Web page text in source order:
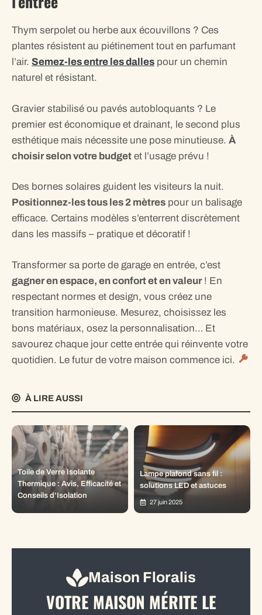
Thym serpolet ou herbe aux écouvillons ? Ces
plantes résistent au piétinement tout en parfumant
l’air. Semez-les entre les dalles pour un chemin
naturel et résistant.
Gravier stabilisé ou pavés autobloquants ? Le
premier est économique et drainant, le second plus
esthétique mais nécessite une pose minutieuse. À
choisir selon votre budget et l’usage prévu !
Des bornes solaires guident les visiteurs la nuit.
Positionnez-les tous les 2 mètres pour un balisage
efficace. Certains modèles s’enterrent discrètement
dans les massifs – pratique et décoratif !
Transformer sa porte de garage en entrée, c’est
gagner en espace, en confort et en valeur! En
respectant normes et design, vous créez une
transition harmonieuse. Mesurez, choisissez les
bons matériaux, osez la personnalisation… Et
savourez chaque jour cette entrée qui réinvente votre
quotidien. Le futur de votre maison commence ici.
À LIRE AUSSI
Toile de Verre Isolante
Thermique : Avis, Efficacité et
Conseils d’Isolation
Lampe plafond sans fil :
solutions LED et astuces
27 juin 2025
Maison Floralis
VOTRE MAISON MÉRITE LE